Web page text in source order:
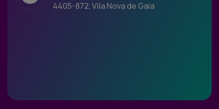
4405-872, Vila Nova de Gaia